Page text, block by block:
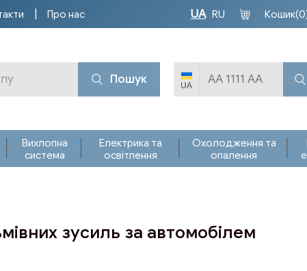
Про нас UA RU Кошик
Пошук
Вихлопна
система
Електрика та
освітлення
Охолодження та
опалення
зусиль за автомобілем